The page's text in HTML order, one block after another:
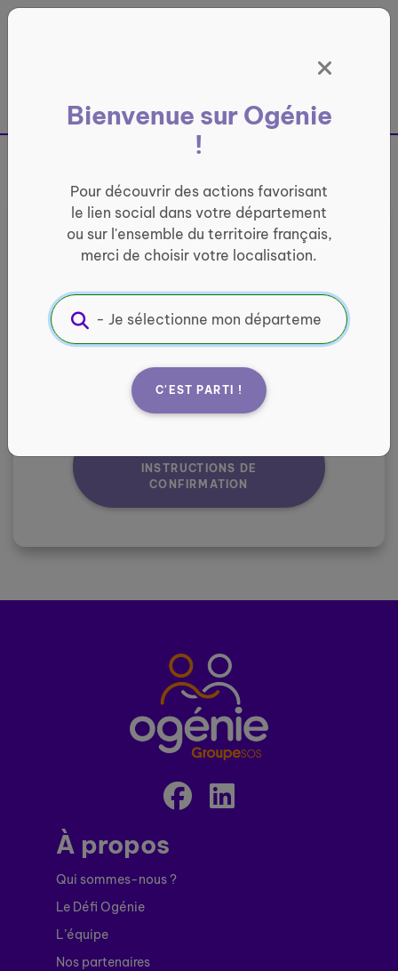
France entière
Bienvenue sur Ogénie
!
Pour découvrir des actions favorisant
le lien social dans votre département
ou sur l'ensemble du territoire français,
merci de choisir votre localisation.
C'EST PARTI !
Vous n’avez pas reçu
d’email de confirmation
?
INSTRUCTIONS DE
CONFIRMATION
À propos
Qui sommes-nous ?
Le Défi Ogénie
L’équipe
Nos partenaires
Panneau de gestion des cookies